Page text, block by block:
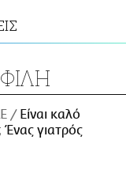
Είναι καλό
γιατρός